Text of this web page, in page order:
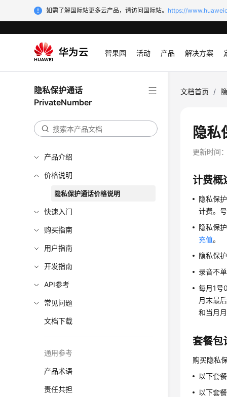
如需了解国际站更多云产品，请访问国际站。 https://
智果园 活动 产品 解决方案
隐私保护通话
PrivateNumber
产品介绍
价格说明
隐私保护通话价格说明
快速入门
购买指南
用户指南
开发指南
API参考
常见问题
文档下载
通用参考
产品术语
责任共担
文档首页 /
隐私
更新时间：
计费概
隐私保
计费。
隐私保
充值。
隐私保
录音不
每月1号
月末最
和当月
套餐包
购买隐私
以下套餐
以下套